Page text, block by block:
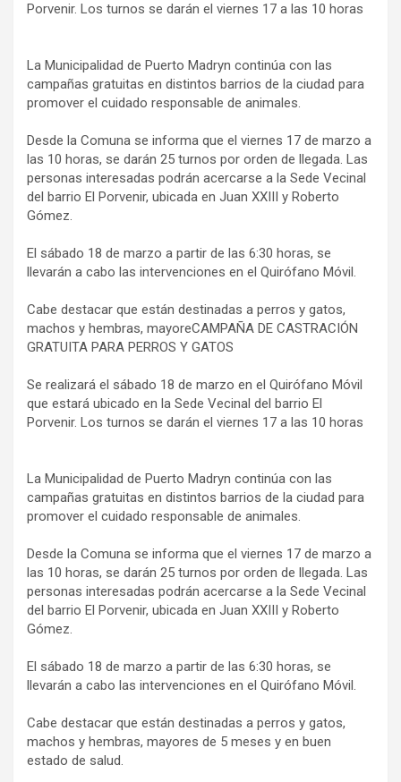
Porvenir. Los turnos se darán el viernes 17 a las 10 horas
La Municipalidad de Puerto Madryn continúa con las
campañas gratuitas en distintos barrios de la ciudad para
promover el cuidado responsable de animales.
Desde la Comuna se informa que el viernes 17 de marzo a
las 10 horas, se darán 25 turnos por orden de llegada. Las
personas interesadas podrán acercarse a la Sede Vecinal
del barrio El Porvenir, ubicada en Juan XXIII y Roberto
Gómez.
El sábado 18 de marzo a partir de las 6:30 horas, se
llevarán a cabo las intervenciones en el Quirófano Móvil.
Cabe destacar que están destinadas a perros y gatos,
machos y hembras, mayoreCAMPAÑA DE CASTRACIÓN
GRATUITA PARA PERROS Y GATOS
Se realizará el sábado 18 de marzo en el Quirófano Móvil
que estará ubicado en la Sede Vecinal del barrio El
Porvenir. Los turnos se darán el viernes 17 a las 10 horas
La Municipalidad de Puerto Madryn continúa con las
campañas gratuitas en distintos barrios de la ciudad para
promover el cuidado responsable de animales.
Desde la Comuna se informa que el viernes 17 de marzo a
las 10 horas, se darán 25 turnos por orden de llegada. Las
personas interesadas podrán acercarse a la Sede Vecinal
del barrio El Porvenir, ubicada en Juan XXIII y Roberto
Gómez.
El sábado 18 de marzo a partir de las 6:30 horas, se
llevarán a cabo las intervenciones en el Quirófano Móvil.
Cabe destacar que están destinadas a perros y gatos,
machos y hembras, mayores de 5 meses y en buen
estado de salud.